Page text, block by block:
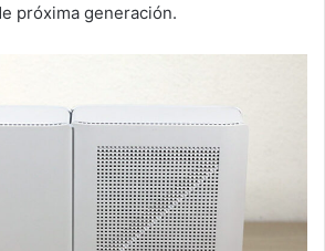
próxima generación.